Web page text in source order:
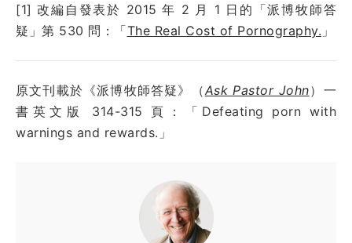
[1] 改編自發表於 2015 年 2 月 1 日 的「派博牧師答
疑」第 530 問： 「The Real Cost of Pornography. 」
原文刊載於《派博牧師答疑》（Ask Pastor John）一
書英文版 314-315 頁：「Defeating porn with
warnings and rewards.」